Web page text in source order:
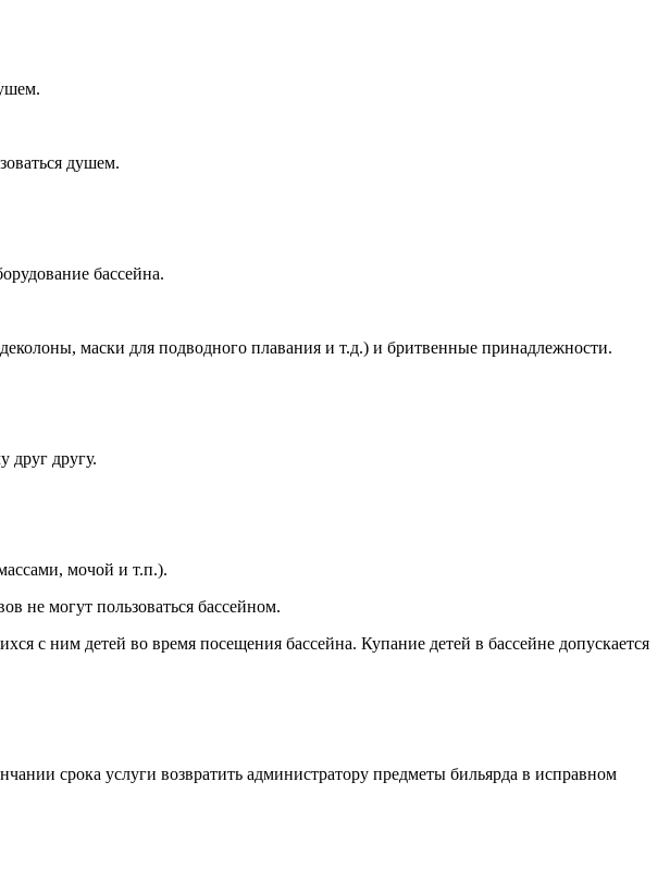
душем.
бассейна.
маски для подводного плавания и т.д.) и бритвенные принадлежности.
друг другу.
мочой и т.п.).
не могут пользоваться бассейном.
с ним детей во время посещения бассейна. Купание детей в бассейне допускается
срока услуги возвратить администратору предметы бильярда в исправном